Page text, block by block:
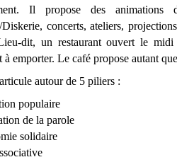
Il propose des animations
concerts, ateliers,
dit, un restaurant ouvert le
à emporter. Le café propose autant
autour de 5 piliers :
populaire
de la parole
solidaire